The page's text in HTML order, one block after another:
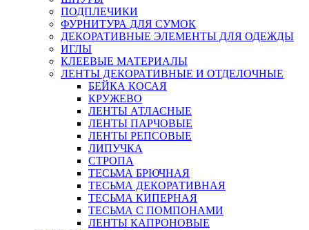
ПОДПЛЕЧИКИ
ФУРНИТУРА ДЛЯ СУМОК
ДЕКОРАТИВНЫЕ ЭЛЕМЕНТЫ ДЛЯ ОДЕЖДЫ
ИГЛЫ
КЛЕЕВЫЕ МАТЕРИАЛЫ
ЛЕНТЫ ДЕКОРАТИВНЫЕ И ОТДЕЛОЧНЫЕ
БЕЙКА КОСАЯ
КРУЖЕВО
ЛЕНТЫ АТЛАСНЫЕ
ЛЕНТЫ ПАРЧОВЫЕ
ЛЕНТЫ РЕПСОВЫЕ
ЛИПУЧКА
СТРОПА
ТЕСЬМА БРЮЧНАЯ
ТЕСЬМА ДЕКОРАТИВНАЯ
ТЕСЬМА КИПЕРНАЯ
ТЕСЬМА С ПОМПОНАМИ
ЛЕНТЫ КАПРОНОВЫЕ